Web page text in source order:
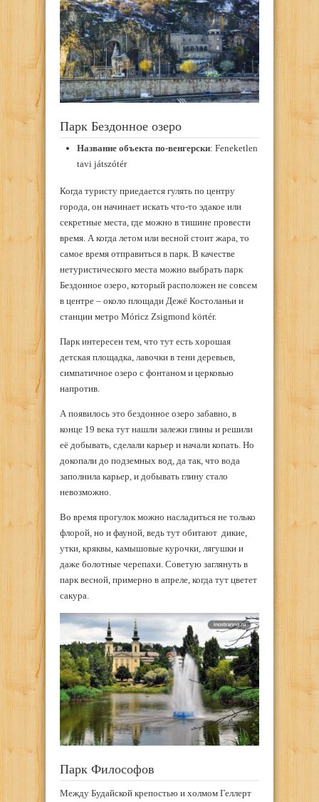
Парк Бездонное озеро
Название объекта по-венгерски: Feneketlen
tavi játszótér
Когда туристу приедается гулять по центру
города, он начинает искать что-то эдакое или
секретные места, где можно в тишине провести
время. А когда летом или весной стоит жара, то
самое время отправиться в парк. В качестве
нетуристического места можно выбрать парк
Бездонное озеро, который расположен не совсем
в центре – около площади Дежё Костоланьи и
станции метро Móricz Zsigmond körtér.
Парк интересен тем, что тут есть хорошая
детская площадка, лавочки в тени деревьев,
симпатичное озеро с фонтаном и церковью
напротив.
А появилось это бездонное озеро забавно, в
конце 19 века тут нашли залежи глины и решили
её добывать, сделали карьер и начали копать. Но
докопали до подземных вод, да так, что вода
заполнила карьер, и добывать глину стало
невозможно.
Во время прогулок можно насладиться не только
флорой, но и фауной, ведь тут обитают дикие,
утки, кряквы, камышовые курочки, лягушки и
даже болотные черепахи. Советую заглянуть в
парк весной, примерно в апреле, когда тут цветет
сакура.
Парк Философов
Между Будайской крепостью и холмом Геллерт